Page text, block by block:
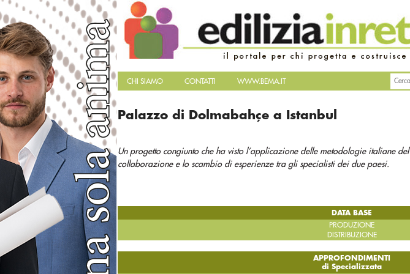
CHI SIAMO CONTATTI WWW.BEMA.IT
Palazzo di Dolmabahçe a Istanbul
Un progetto congiunto che ha visto l’applicazione delle metodologie italiane
collaborazione e lo scambio di esperienze tra gli specialisti dei due paesi.
DATA BASE
PRODUZIONE
DISTRIBUZIONE
APPROFONDIMENTI
di Specializzata